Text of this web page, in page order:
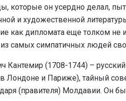
которые он усердно делал,
и художественной
как дипломата еще толком не
самых симпатичных людей
Кантемир (1708-1744) –
Лондоне и Париже), тайный
(правителя) Молдавии. Он